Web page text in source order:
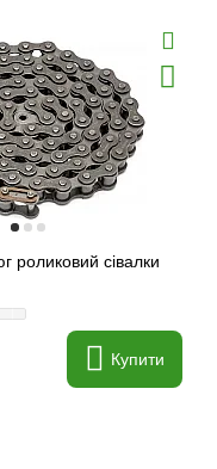
роликовий сівалки
Купити